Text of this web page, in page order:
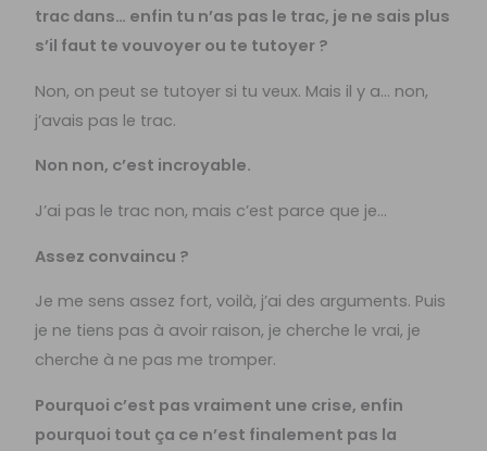
trac dans… enfin tu n’as pas le trac, je ne sais plus
s’il faut te vouvoyer ou te tutoyer ?
Non, on peut se tutoyer si tu veux. Mais il y a… non,
j’avais pas le trac.
Non non, c’est incroyable.
J’ai pas le trac non, mais c’est parce que je…
Assez convaincu ?
Je me sens assez fort, voilà, j’ai des arguments. Puis
je ne tiens pas à avoir raison, je cherche le vrai, je
cherche à ne pas me tromper.
Pourquoi c’est pas vraiment une crise, enfin
pourquoi tout ça ce n’est finalement pas la